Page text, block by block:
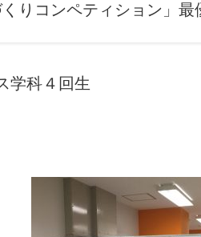
くりコンペティション」
学科４回生